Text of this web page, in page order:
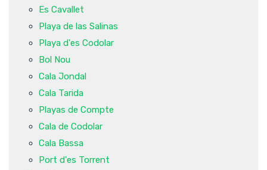
Es Cavallet
Playa de las Salinas
Playa d'es Codolar
Bol Nou
Cala Jondal
Cala Tarida
Playas de Compte
Cala de Codolar
Cala Bassa
Port d'es Torrent